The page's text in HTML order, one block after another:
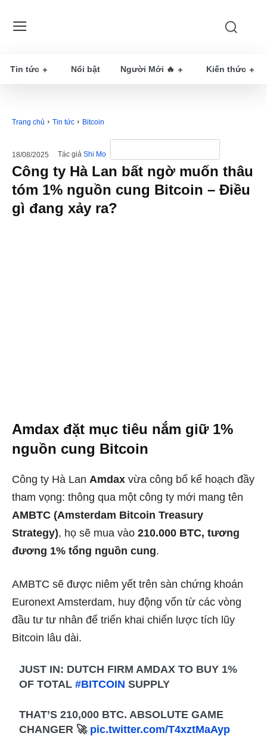
Tin tức Nổi bật Người Mới 🔥 Kiến thức
Trang chủ Tin tức Bitcoin
18/08/2025 Tác giả Shi Mo
Công ty Hà Lan bất ngờ muốn thâu
tóm 1% nguồn cung Bitcoin – Điều
gì đang xảy ra?
Amdax đặt mục tiêu nắm giữ 1%
nguồn cung Bitcoin
Công ty Hà Lan Amdax vừa công bố kế hoạch đầy
tham vọng: thông qua một công ty mới mang tên
AMBTC (Amsterdam Bitcoin Treasury
Strategy), họ sẽ mua vào 210.000 BTC, tương
đương 1% tổng nguồn cung.
AMBTC sẽ được niêm yết trên sàn chứng khoán
Euronext Amsterdam, huy động vốn từ các vòng
đầu tư tư nhân để triển khai chiến lược tích lũy
Bitcoin lâu dài.
JUST IN: DUTCH FIRM AMDAX TO BUY 1%
OF TOTAL#BITCOIN SUPPLY
THAT’S 210,000 BTC. ABSOLUTE GAME
CHANGER 🚀 pic.twitter.com/T4xztMaAyp